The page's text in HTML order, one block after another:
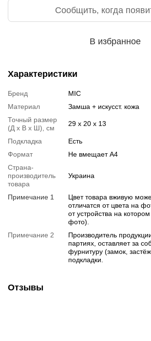
Сообщить, когда
В избранное
Характеристики
Бренд
МІС
Материал
Замша + искусст. кожа
Точный размер
(Д х В х Ш), см
29 х 20 х 13
Подкладка
Есть
Формат
Не вмещает А4
Страна-
производитель
товара
Украина
Примечание 1
Цвет товара вживую
отличатся от цвета на
от устройства на
фото).
Примечание 2
Производитель
партиях, оставляет за
фурнитуру (замок,
подкладки.
Отзывы